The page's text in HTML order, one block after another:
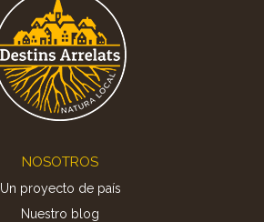
NOSOTROS
Un proyecto de país
Nuestro blog